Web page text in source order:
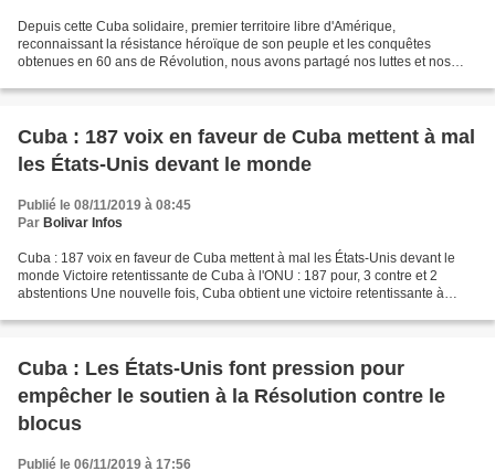
Depuis cette Cuba solidaire, premier territoire libre d'Amérique,
reconnaissant la résistance héroïque de son peuple et les conquêtes
obtenues en 60 ans de Révolution, nous avons partagé nos luttes et nos
Cuba : 187 voix en faveur de Cuba mettent à mal
les États-Unis devant le monde
Publié le 08/11/2019 à 08:45
Par Bolivar Infos
Cuba : 187 voix en faveur de Cuba mettent à mal les États-Unis devant le
monde Victoire retentissante de Cuba à l'ONU : 187 pour, 3 contre et 2
abstentions Une nouvelle fois, Cuba obtient une victoire retentissante à
Cuba : Les États-Unis font pression pour
empêcher le soutien à la Résolution contre le
blocus
Publié le 06/11/2019 à 17:56